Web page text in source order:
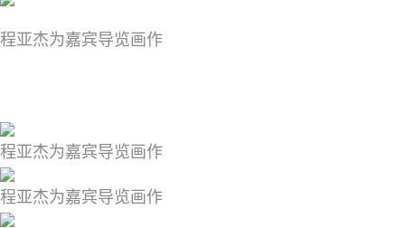
程亚杰为嘉宾导览画作
程亚杰为嘉宾导览画作
程亚杰为嘉宾导览画作